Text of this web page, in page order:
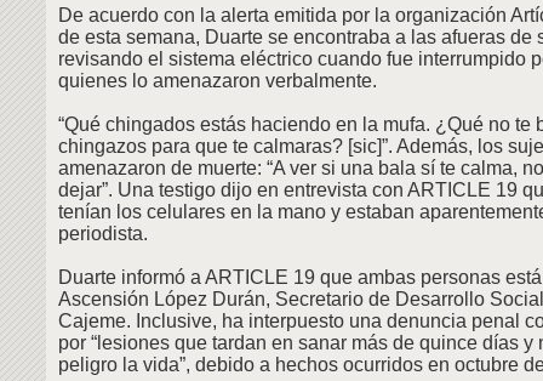
De acuerdo con la alerta emitida por la organización
de esta semana, Duarte se encontraba a las afueras de
revisando el sistema eléctrico cuando fue interrumpido
quienes lo amenazaron verbalmente.
“Qué chingados estás haciendo en la mufa. ¿Qué no te
chingazos para que te calmaras? [sic]”. Además, los
amenazaron de muerte: “A ver si una bala sí te calma,
dejar”. Una testigo dijo en entrevista con ARTICLE 19
tenían los celulares en la mano y estaban
periodista.
Duarte informó a ARTICLE 19 que ambas personas
Ascensión López Durán, Secretario de Desarrollo
Cajeme. Inclusive, ha interpuesto una denuncia penal
por “lesiones que tardan en sanar más de quince días y
peligro la vida”, debido a hechos ocurridos en octubre